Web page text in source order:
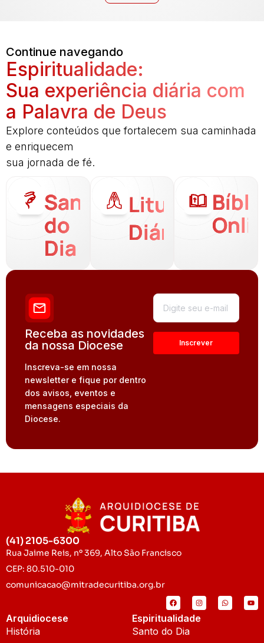
Continue navegando
Espiritualidade:
Sua experiência diária com
a Palavra de Deus
Explore conteúdos que fortalecem sua caminhada
e enriquecem
sua jornada de fé.
Santo
do
Dia
Liturgia
Diária
Receba as novidades
da nossa Diocese
Inscreva-se em nossa
newsletter e fique por dentro
dos avisos, eventos e
mensagens especiais da
Diocese.
(41) 2105-6300
Rua Jaime Reis, nº 369, Alto São Francisco
CEP: 80.510-010
comunicacao@mitradecuritiba.org.br
Arquidiocese
História
Espiritualidade
Santo do Dia